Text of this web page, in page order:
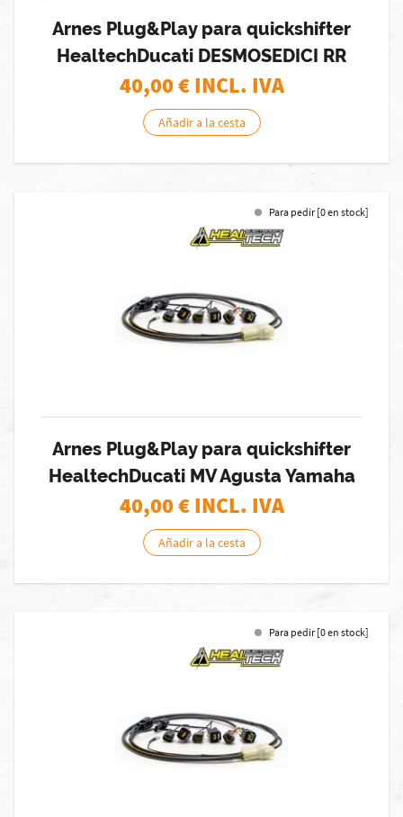
Arnes Plug&Play para quickshifter
HealtechDucati DESMOSEDICI RR
40,00€ INCL. IVA
Añadir a la cesta
Para pedir [0 en stock]
Arnes Plug&Play para quickshifter
HealtechDucati MV Agusta Yamaha
40,00€ INCL. IVA
Añadir a la cesta
Para pedir [0 en stock]